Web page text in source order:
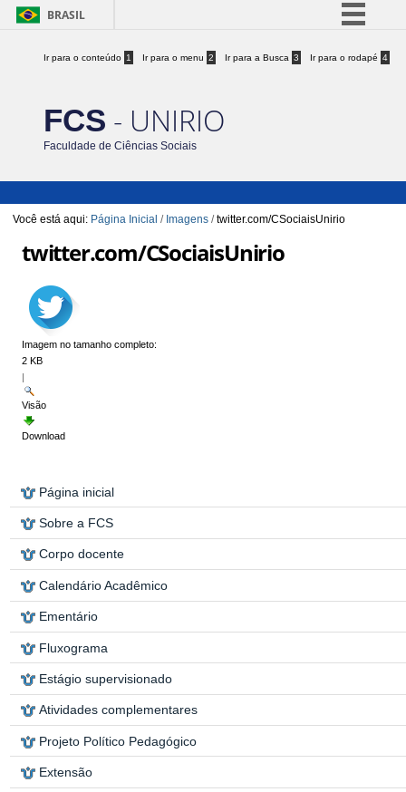
BRASIL
Ir para o conteúdo 1 Ir para o menu 2 Ir para a Busca 3 Ir para o rodapé 4
FCS - UNIRIO
Faculdade de Ciências Sociais
Você está aqui: Página Inicial / Imagens /twitter.com/CSociaisUnirio
twitter.com/CSociaisUnirio
Imagem no tamanho completo:
2 KB
|
Visão
Download
Página inicial
Sobre a FCS
Corpo docente
Calendário Acadêmico
Ementário
Fluxograma
Estágio supervisionado
Atividades complementares
Projeto Político Pedagógico
Extensão